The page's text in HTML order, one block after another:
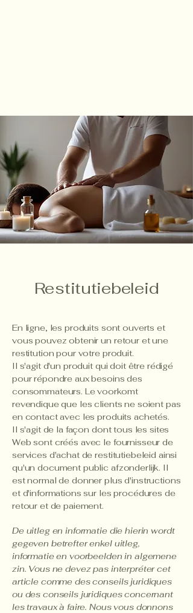
Restitutiebeleid
En ligne, les produits sont ouverts et
vous pouvez obtenir un retour et une
restitution pour votre produit.
Il s'agit d'un produit qui doit être rédigé
pour répondre aux besoins des
consommateurs. Le voorkomt
revendique que les clients ne soient pas
en contact avec les produits achetés.
Il s'agit de la façon dont tous les sites
Web sont créés avec le fournisseur de
services d'achat de restitutiebeleid ainsi
qu'un document public afzonderlijk. Il
est normal de donner plus d'instructions
et d'informations sur les procédures de
retour et de paiement.
De uitleg en informatie die hierin wordt
gegeven betrefter enkel uitleg,
informatie en voorbeelden in algemene
zin. Vous ne devez pas interpréter cet
article comme des conseils juridiques
ou des conseils juridiques concernant
les travaux à faire. Nous vous donnons